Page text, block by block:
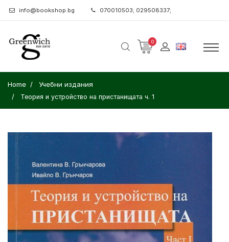
info@bookshop.bg 070010503; 029508337;
0
Home Учебни издания
Теория и устройство на пристанищата ч. 1